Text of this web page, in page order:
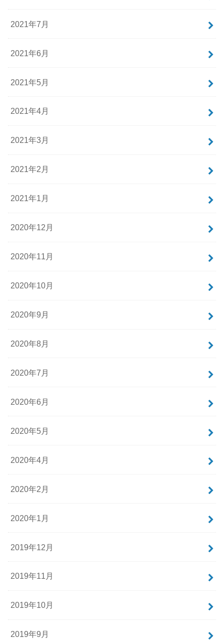
2021年7月
2021年6月
2021年5月
2021年4月
2021年3月
2021年2月
2021年1月
2020年12月
2020年11月
2020年10月
2020年9月
2020年8月
2020年7月
2020年6月
2020年5月
2020年4月
2020年2月
2020年1月
2019年12月
2019年11月
2019年10月
2019年9月